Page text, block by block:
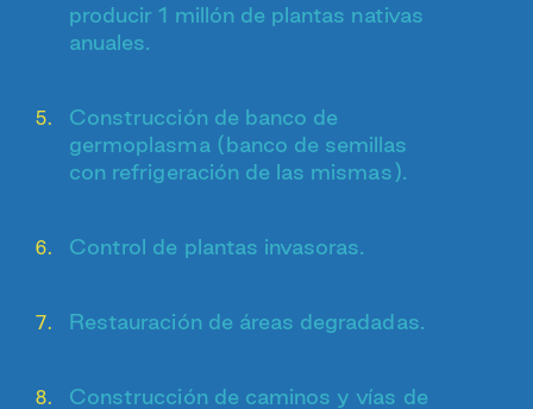
producir 1 millón de plantas nativas
anuales.
Construcción de banco de
germoplasma (banco de semillas
con refrigeración de las mismas).
Control de plantas invasoras.
Restauración de áreas degradadas.
Construcción de caminos y vías de